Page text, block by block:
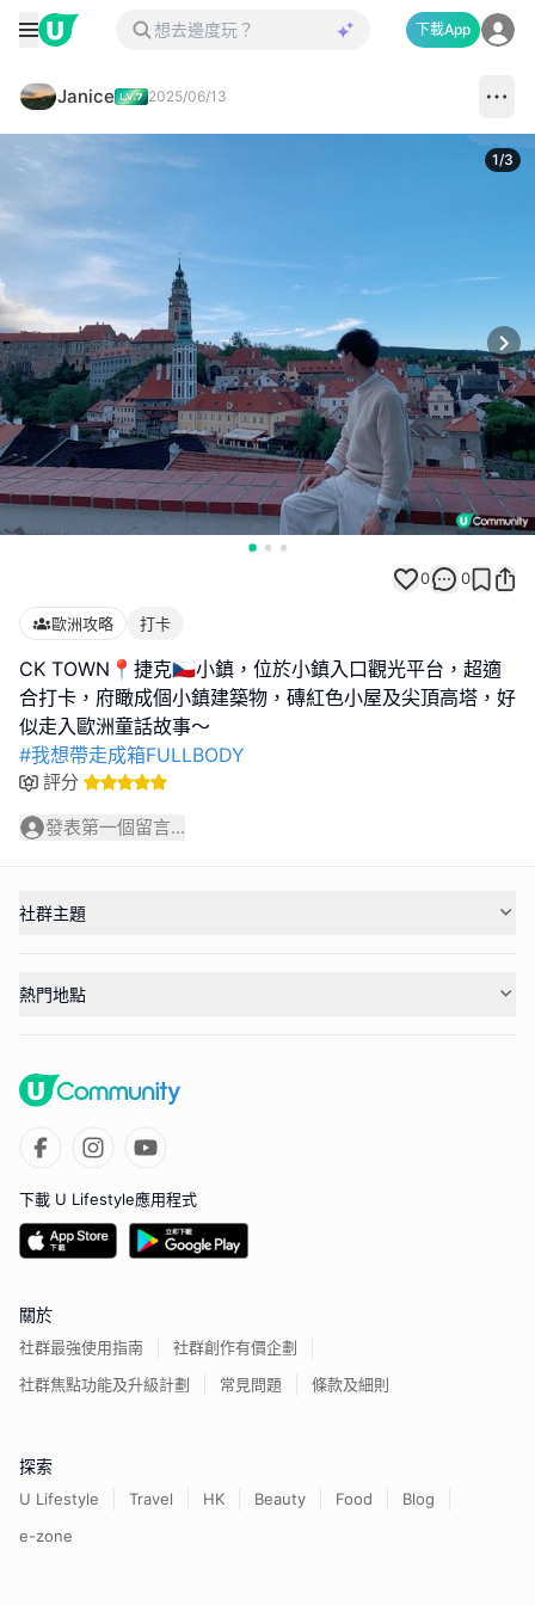
下載App
Janice 2025/06/13
1/3
0 0
歐洲攻略 打卡
CK TOWN📍捷克🇨🇿小鎮，位於小鎮入口觀光平台，超適
合打卡，府瞰成個小鎮建築物，磚紅色小屋及尖頂高塔，好
#我想帶走成箱FULLBODY
評分
發表第一個留言...
社群主題
熱門地點
下載 U Lifestyle應用程式
關於
社群最強使用指南
社群創作有價企劃
社群焦點功能及升級計劃
常見問題 條款及細則
探索
U Lifestyle Travel HK Beauty Food
Blog
e-zone